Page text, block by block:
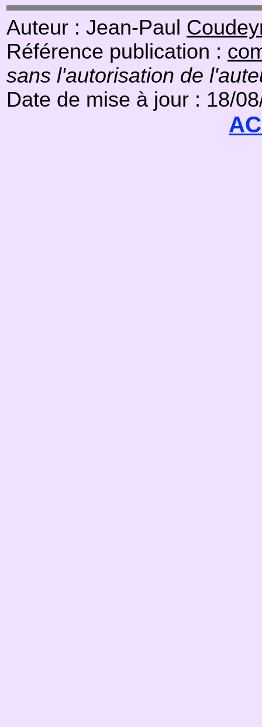
Auteur : Jean-Paul
Référence publication :
sans l'autorisation de
Date de mise à jour : 18/